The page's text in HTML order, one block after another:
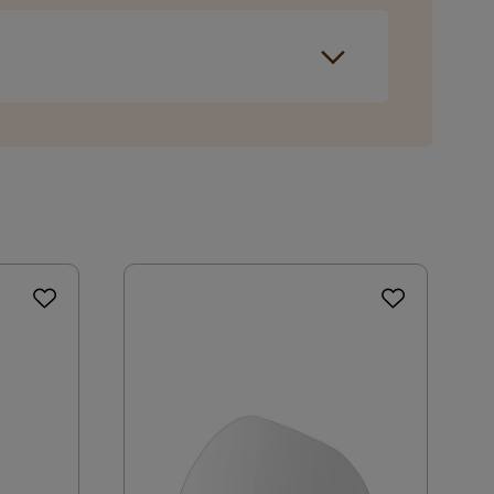
tilkommer i kassen etter du har fylt i